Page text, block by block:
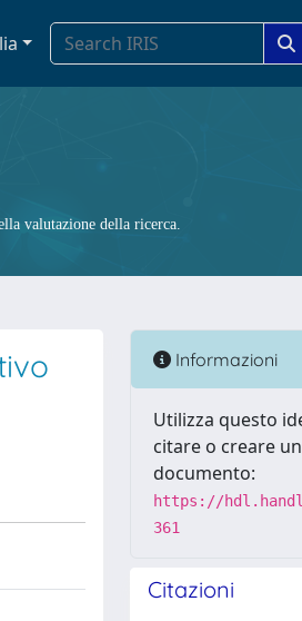
valutazione della ricerca.
Informazioni
Utilizza questo
citare o creare
documento:
https://
361
Citazioni